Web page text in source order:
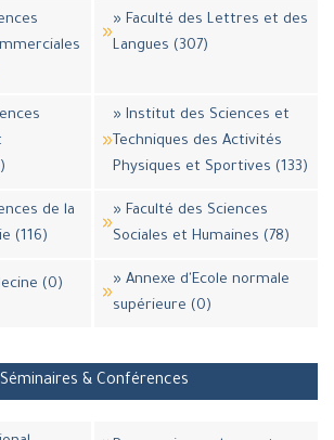
» Faculté des Lettres et des
Langues (307)
» Institut des Sciences et
Techniques des Activités
Physiques et Sportives (133)
de la
(116)
» Faculté des Sciences
Sociales et Humaines (78)
(0)
» Annexe d'Ecole normale
supérieure (0)
Séminaires & Conférences